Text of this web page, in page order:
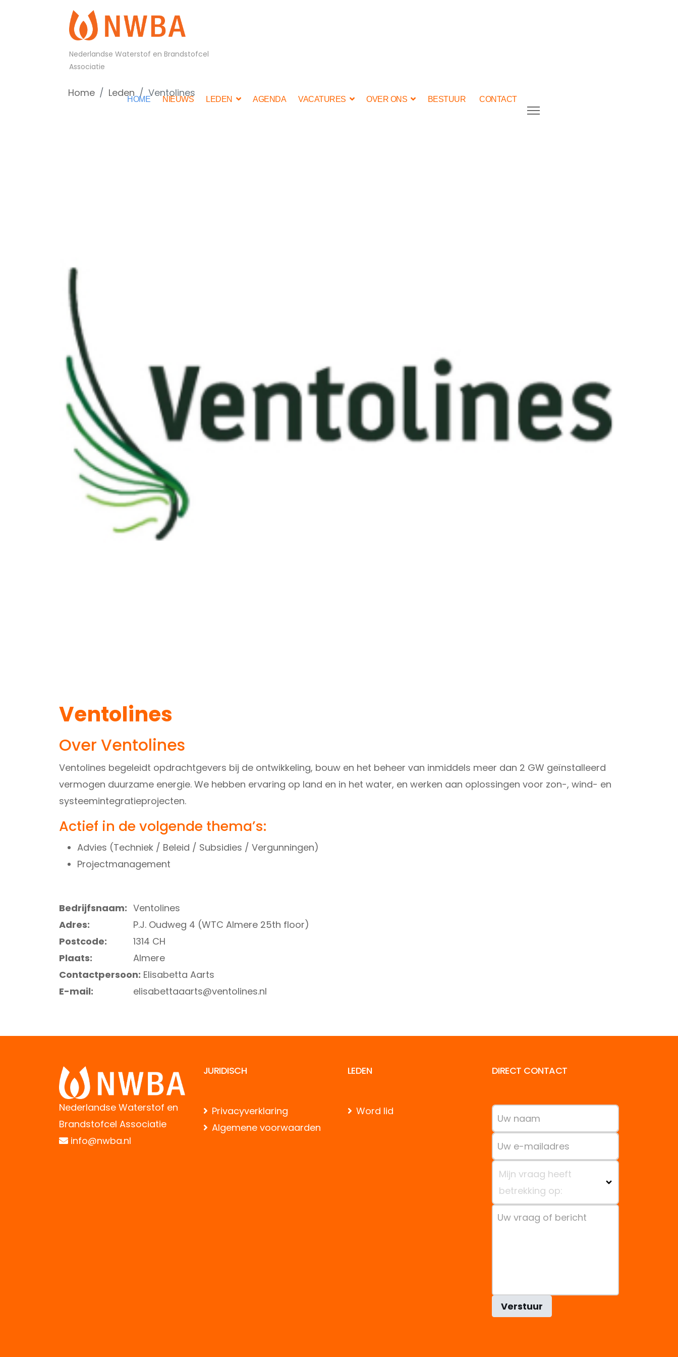
Nederlandse Waterstof en Brandstofcel
Associatie
HOME NIEUWS LEDEN AGENDA VACATURES OVER ONS BESTUUR CONTACT
Home Leden Ventolines
Ventolines
Over Ventolines
Ventolines begeleidt opdrachtgevers bij de ontwikkeling, bouw en het beheer van inmiddels meer dan 2 GW geïnstalleerd
vermogen duurzame energie. We hebben ervaring op land en in het water, en werken aan oplossingen voor zon-, wind- en
systeemintegratieprojecten.
Actief in de volgende thema’s:
Advies (Techniek / Beleid / Subsidies / Vergunningen)
Projectmanagement
Bedrijfsnaam: Ventolines
Adres:
P.J. Oudweg 4 (WTC Almere 25th floor)
Postcode:
1314 CH
Plaats:
Almere
Contactpersoon: Elisabetta Aarts
E-mail:
elisabettaaarts@ventolines.nl
Nederlandse Waterstof en
Brandstofcel Associatie
info@nwba.nl
JURIDISCH
Privacyverklaring
Algemene voorwaarden
LEDEN
Word lid
DIRECT CONTACT
Mijn vraag heeft
betrekking op:
Verstuur